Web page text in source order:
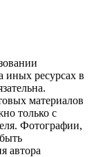
иных ресурсах в
материалов
только с
Фотографии,
автора